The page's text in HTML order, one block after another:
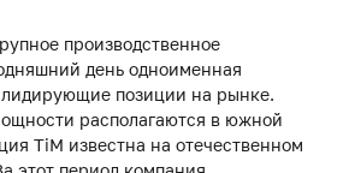
производственное
день одноименная
позиции на рынке.
располагаются в южной
ТiM известна на отечественном